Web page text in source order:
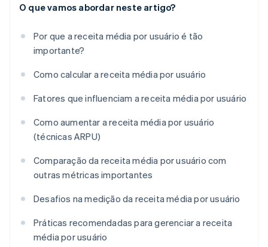
O que vamos abordar neste artigo?
Por que a receita média por usuário é tão
importante?
Como calcular a receita média por usuário
Fatores que influenciam a receita média por usuário
Como aumentar a receita média por usuário
(técnicas ARPU)
Comparação da receita média por usuário com
outras métricas importantes
Desafios na medição da receita média por usuário
Práticas recomendadas para gerenciar a receita
média por usuário